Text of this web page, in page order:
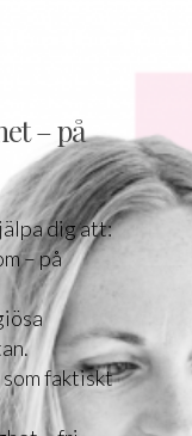
– på
dig att:
– på
som faktiskt